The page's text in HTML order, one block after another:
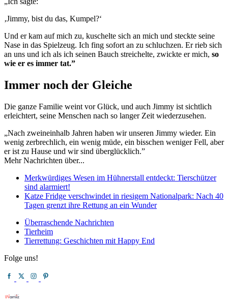
‚Jimmy, bist du das, Kumpel?‘
Und er kam auf mich zu, kuschelte sich an mich und steckte seine
Nase in das Spielzeug. Ich fing sofort an zu schluchzen. Er rieb sich
an uns und ich als ich seinen Bauch streichelte, zwickte er mich, so
wie er es immer tat.”
Immer noch der Gleiche
Die ganze Familie weint vor Glück, und auch Jimmy ist sichtlich
erleichtert, seine Menschen nach so langer Zeit wiederzusehen.
„Nach zweineinhalb Jahren haben wir unseren Jimmy wieder. Ein
wenig zerbrechlich, ein wenig müde, ein bisschen weniger Fell, aber
er ist zu Hause und wir sind überglücklich.”
Mehr Nachrichten über...
Merkwürdiges Wesen im Hühnerstall entdeckt: Tierschützer
sind alarmiert!
Katze Fridge verschwindet in riesigem Nationalpark: Nach 40
Tagen grenzt ihre Rettung an ein Wunder
Überraschende Nachrichten
Tierheim
Tierrettung: Geschichten mit Happy End
Folge uns!